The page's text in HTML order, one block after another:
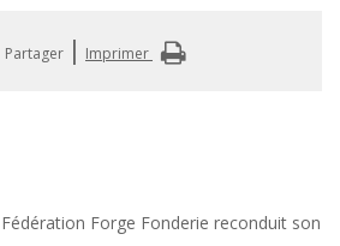
Partager | Imprimer
Forge Fonderie reconduit son